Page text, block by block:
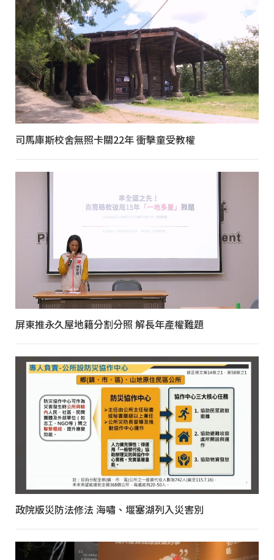
司馬庫斯校舍無照卡關22年 衝擊童受教權
屏東推永久屋地籍分割分照 解長年產權難題
政院版災防法修法 海嘯、堰塞湖列入災害別